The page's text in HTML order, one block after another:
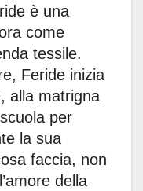
è una
come
tessile.
Feride inizia
alla matrigna
per
la sua
faccia, non
della